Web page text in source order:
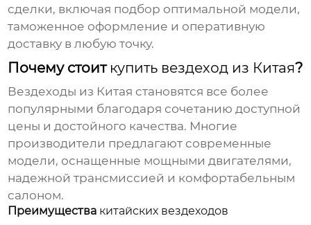
сделки, включая подбор оптимальной модели,
таможенное оформление и оперативную
доставку в любую точку.
Почему стоит купить вездеход из Китая?
Вездеходы из Китая становятся все более
популярными благодаря сочетанию доступной
цены и достойного качества. Многие
производители предлагают современные
модели, оснащенные мощными двигателями,
надежной трансмиссией и комфортабельным
салоном.
Преимущества китайских вездеходов